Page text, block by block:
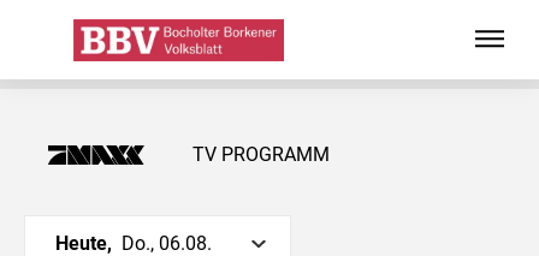
TV PROGRAMM
Heute, Do., 06.08.